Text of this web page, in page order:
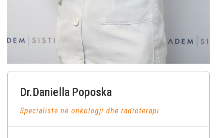
Dr.Daniella Poposka
Specialiste në onkologji dhe radioterapi